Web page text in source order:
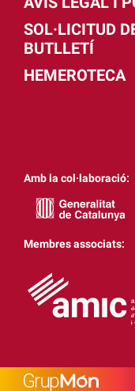
SOL·LICITUD
BUTLLETÍ
HEMEROTECA
Amb la col·laboració:
Membres associats: